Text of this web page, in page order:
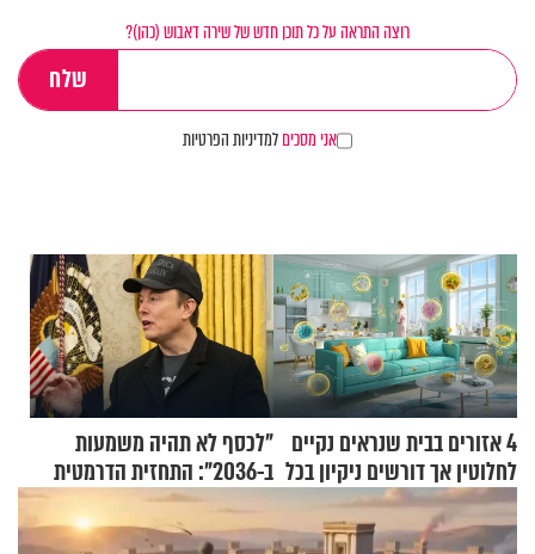
רוצה התראה על כל תוכן חדש של שירה דאבוש (כהן)?
אני מסכיםלמדיניות הפרטיות
4 אזורים בבית שנראים נקיים
לחלוטין אך דורשים ניקיון בכל
סוף שבוע
"לכסף לא תהיה משמעות
ב-2036": התחזית הדרמטית
של אילון מאסק על עתיד
הכלכלה